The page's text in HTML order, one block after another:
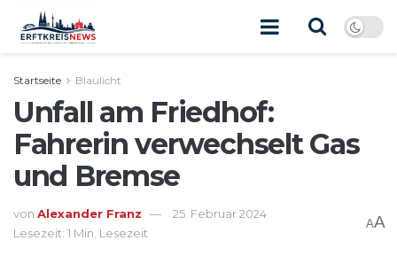
Startseite Blaulicht
Unfall am Friedhof:
Fahrerin verwechselt Gas
und Bremse
von Alexander Franz
25. Februar 2024
Lesezeit: 1 Min. Lesezeit
AA